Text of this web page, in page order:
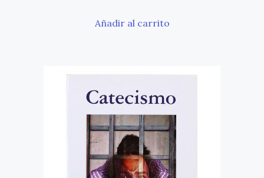
Añadir al carrito